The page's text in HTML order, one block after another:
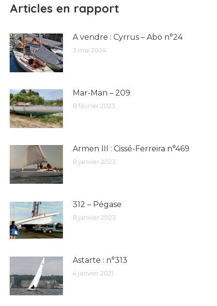
Articles en rapport
A vendre : Cyrrus – Abö n°24
3 mai 2024
Mar-Man – 209
8 février 2023
Armen III : Cissé-Ferreira n°469
8 janvier 2023
312 – Pégase
8 janvier 2023
Astarte : n°313
4 janvier 2021